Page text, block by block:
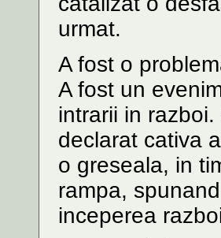
urmat.
A fost o
A fost un
intrarii in
declarat cativa
o greseala, in
rampa,
inceperea